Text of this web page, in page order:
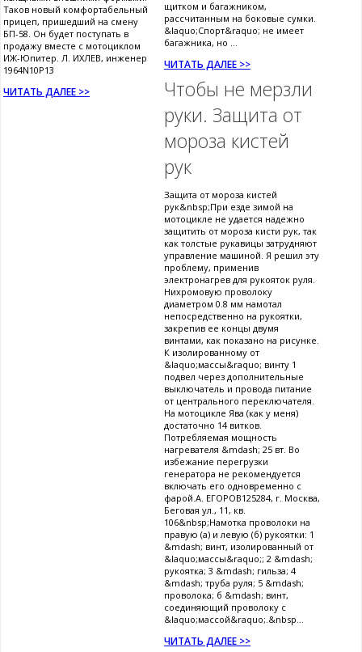
Таков новый комфортабельный
прицеп, пришедший на смену
БП-58. Он будет поступать в
продажу вместе с мотоциклом
ИЖ-Юпитер. Л. ИХЛЕВ, инженер
1964N10P13
ЧИТАТЬ ДАЛЕЕ >>
щитком и багажником,
рассчитанным на боковые сумки.
&laquo;Спорт&raquo; не имеет
багажника, но ...
ЧИТАТЬ ДАЛЕЕ >>
Чтобы не мерзли
руки. Защита от
мороза кистей
рук
Защита от мороза кистей
рук&nbsp;При езде зимой на
мотоцикле не удается надежно
защитить от мороза кисти рук, так
как толстые рукавицы затрудняют
управление машиной. Я решил эту
проблему, применив
электронагрев для рукояток руля.
Нихромовую проволоку
диаметром 0.8 мм намотал
непосредственно на рукоятки,
закрепив ее концы двумя
винтами, как показано на рисунке.
К изолированному от
&laquo;массы&raquo; винту 1
подвел через дополнительные
выключатель и провода питание
от центрального переключателя.
На мотоцикле Ява (как у меня)
достаточно 14 витков.
Потребляемая мощность
нагревателя &mdash; 25 вт. Во
избежание перегрузки
генератора не рекомендуется
включать его одновременно с
фарой.А. ЕГОРОВ125284, г. Москва,
Беговая ул., 11, кв.
106&nbsp;Намотка проволоки на
правую (а) и левую (б) рукоятки: 1
&mdash; винт, изолированный от
&laquo;массы&raquo;; 2 &mdash;
рукоятка; 3 &mdash; гильза; 4
&mdash; труба руля; 5 &mdash;
проволока; б &mdash; винт,
соединяющий проволоку с
&laquo;массой&raquo;.&nbsp...
ЧИТАТЬ ДАЛЕЕ >>